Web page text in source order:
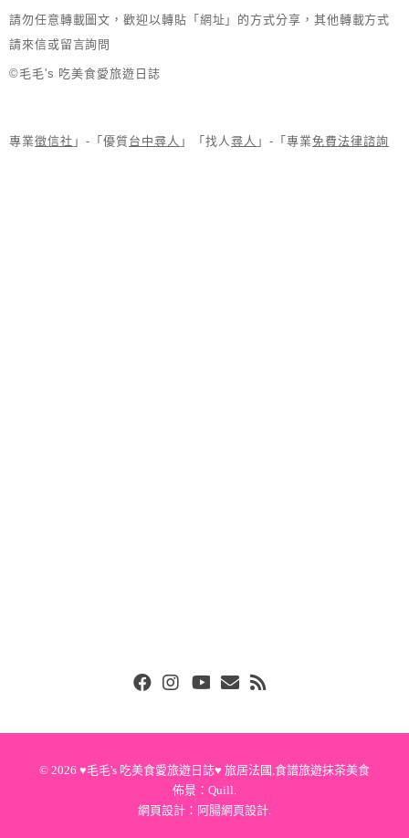
請勿任意轉載圖文，歡迎以轉貼「網址」的方式分享，其他轉載方式
請來信或留言詢問
©毛毛's 吃美食愛旅遊日誌
專業徵信社 」-「優質台中尋人 」「找人 尋人 」-「專業免費法律諮詢
© 2026 ♥毛毛's 吃美食愛旅遊日誌♥ 旅居法國,食譜旅遊抹茶美食
佈景： Quill
網頁設計： 阿腸網頁設計